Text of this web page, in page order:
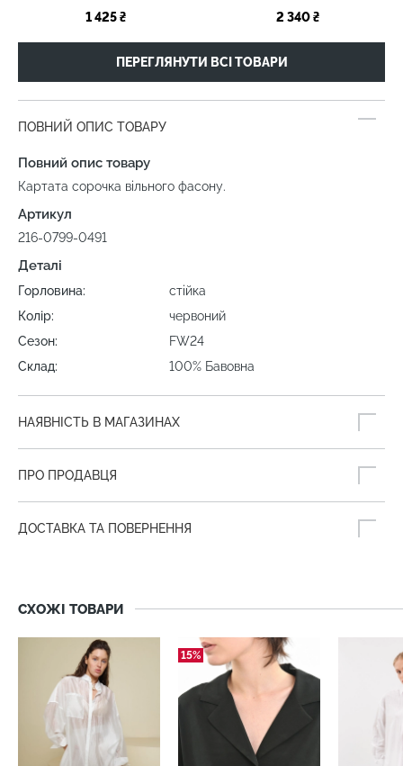
1 425 ₴ 2 340 ₴
ПЕРЕГЛЯНУТИ ВСІ ТОВАРИ
ПОВНИЙ ОПИС ТОВАРУ
Повний опис товару
Картата сорочка вільного фасону.
Артикул
216-0799-0491
Деталі
Горловина:
стійка
Колір:
червоний
Сезон:
FW24
Склад:
100% Бавовна
НАЯВНІСТЬ В МАГАЗИНАХ
ПРО ПРОДАВЦЯ
ДОСТАВКА ТА ПОВЕРНЕННЯ
СХОЖІ ТОВАРИ
15%